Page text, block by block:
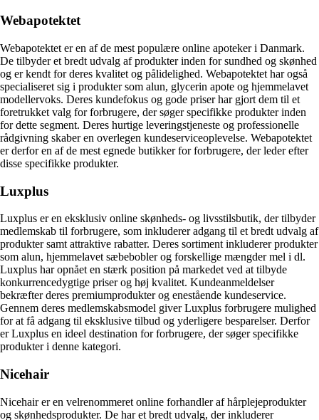
Webapotektet
Webapotektet er en af de mest populære online apoteker i Danmark.
De tilbyder et bredt udvalg af produkter inden for sundhed og skønhed
og er kendt for deres kvalitet og pålidelighed. Webapotektet har også
specialiseret sig i produkter som alun, glycerin apote og hjemmelavet
modellervoks. Deres kundefokus og gode priser har gjort dem til et
foretrukket valg for forbrugere, der søger specifikke produkter inden
for dette segment. Deres hurtige leveringstjeneste og professionelle
rådgivning skaber en overlegen kundeserviceoplevelse. Webapotektet
er derfor en af de mest egnede butikker for forbrugere, der leder efter
disse specifikke produkter.
Luxplus
Luxplus er en eksklusiv online skønheds- og livsstilsbutik, der tilbyder
medlemskab til forbrugere, som inkluderer adgang til et bredt udvalg af
produkter samt attraktive rabatter. Deres sortiment inkluderer produkter
som alun, hjemmelavet sæbebobler og forskellige mængder mel i dl.
Luxplus har opnået en stærk position på markedet ved at tilbyde
konkurrencedygtige priser og høj kvalitet. Kundeanmeldelser
bekræfter deres premiumprodukter og enestående kundeservice.
Gennem deres medlemskabsmodel giver Luxplus forbrugere mulighed
for at få adgang til eksklusive tilbud og yderligere besparelser. Derfor
er Luxplus en ideel destination for forbrugere, der søger specifikke
produkter i denne kategori.
Nicehair
Nicehair er en velrenommeret online forhandler af hårplejeprodukter
og skønhedsprodukter. De har et bredt udvalg, der inkluderer